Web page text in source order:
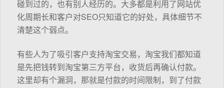
碰到过的，也有别人经历的。大多都是利用了网站优
化周期长和客户对SEO只知道它的好处，具体细节不
清楚这个弱点。
有些人为了吸引客户支持淘宝交易，淘宝我们都知道
是先把钱转到淘宝第三方平台，收货后再确认付款。
这里却有个漏洞，那就是付款的时间限制，到了付款